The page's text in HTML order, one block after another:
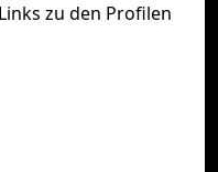
zu den Profilen